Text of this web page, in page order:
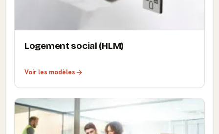
Logement social (HLM)
Voir les modèles